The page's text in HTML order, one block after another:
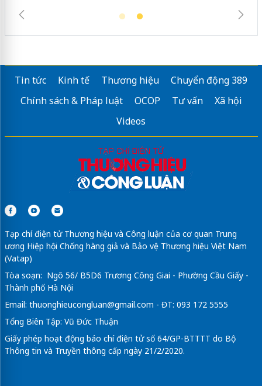
Tin tức Kinh tế Thương hiệu
Chuyển động 389
Chính sách & Pháp luật
OCOP Tư vấn
Xã hội
Videos
Tạp chí điện tử Thương hiệu và Công luận của cơ quan Trung
ương Hiệp hội Chống hàng giả và Bảo vệ Thương hiệu Việt Nam
(Vatap)
Tòa soạn: Ngõ 56/ B5D6 Trương Công Giai - Phường Cầu Giấy -
Thành phố Hà Nội
Email: thuonghieucongluan@gmail.com - ĐT: 093 172 5555
Tổng Biên Tập: Vũ Đức Thuận
Giấy phép hoạt động báo chí điện tử số 64/GP-BTTTT do Bộ
Thông tin và Truyền thông cấp ngày 21/2/2020.